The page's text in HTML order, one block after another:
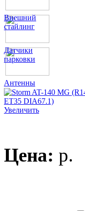
Внешний
стайлинг
Датчики
парковки
Антенны
Увеличить
Цена: p.